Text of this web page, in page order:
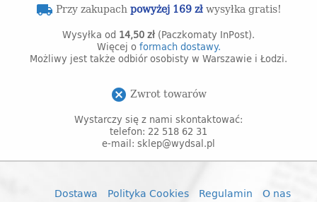
local_shipping Przy zakupachpowyżej 169 złwysyłka gratis!
Wysyłka od 14,50 zł (Paczkomaty InPost).
Więcej o formach dostawy.
Możliwy jest także odbiór osobisty w Warszawie i Łodzi.
cancel Zwrot towarów
Wystarczy się z nami skontaktować:
telefon: 22 518 62 31
e-mail: sklep@wydsal.pl
Dostawa Polityka Cookies Regulamin
O nas